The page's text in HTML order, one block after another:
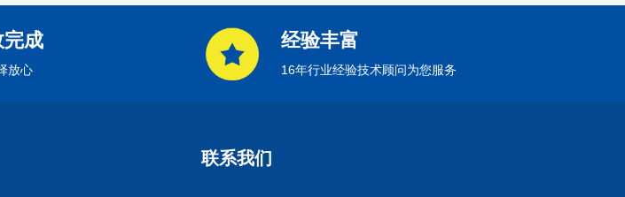
完成
放心
经验丰富
16年行业经验技术顾问为您服务
联系我们